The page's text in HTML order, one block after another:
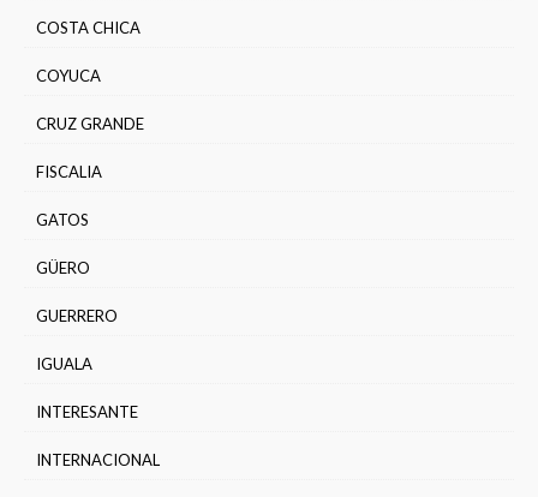
COSTA CHICA
COYUCA
CRUZ GRANDE
FISCALIA
GATOS
GÜERO
GUERRERO
IGUALA
INTERESANTE
INTERNACIONAL